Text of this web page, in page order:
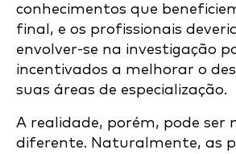
conhecimentos que
final, e os profissionais
envolver-se na investigação
incentivados a melhorar o
suas áreas de especialização.
A realidade, porém, pode ser
diferente. Naturalmente, as